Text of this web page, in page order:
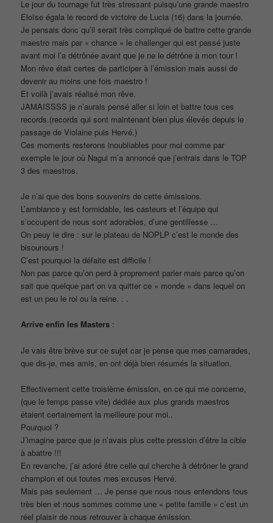
Le jour du tournage fut très stressant puisqu’une grande maestro
Eloïse égala le record de victoire de Lucia (16) dans la journée.
Je pensais donc qu’il serait très compliqué de battre cette grande
maestro mais par « chance » le challenger qui est passé juste
avant moi l’a détrônée avant que je ne le détrône à mon tour !
Mon rêve était certes de participer à l’émission mais aussi de
devenir au moins une fois maestro !
Et voilà j’avais réalisé mon rêve.
JAMAISSSS je n’aurais pensé aller si loin et battre tous ces
records.(records qui sont maintenant bien plus élevés depuis le
passage de Violaine puis Hervé.)
Ces moments resterons inoubliables pour moi comme par
exemple le jour où Nagui m’a annoncé que j’entrais dans le TOP
3 des maestros.
Je n’ai que des bons souvenirs de cette émissions.
L’ambiance y est formidable, les casteurs et l’équipe qui
s’occupent de nous sont adorables, d’une gentillesse …
On peuy le dire : sur le plateau de NOPLP c’est le monde des
bisounours !
C’est pourquoi la défaite est difficile !
Non pas parce qu’on perd à proprement parler mais parce qu’on
sait que quelque part on va quitter ce « monde » dans lequel on
est un peu le roi ou la reine. . .
Arrive enfin les Masters :
Je vais être brève sur ce sujet car je pense que mes camarades,
que dis-je, mes amis, en ont déjà bien résumés la situation.
Effectivement cette troisième émission, en ce qui me concerne,
(que le temps passe vite) dédiée aux plus grands maestros
étaient certainement la meilleure pour moi..
Pourquoi ?
J’imagine parce que je n’avais plus cette pression d’être la cible
à abattre !!!
En revanche, j’ai adoré être celle qui cherche à détrôner le grand
champion et oui toutes mes excuses Hervé.
Mais pas seulement … Je pense que nous nous entendons tous
très bien et nous sommes comme une « petite famille » c’est un
réel plaisir de nous retrouver à chaque émission.